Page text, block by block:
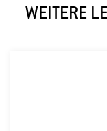
WEITERE